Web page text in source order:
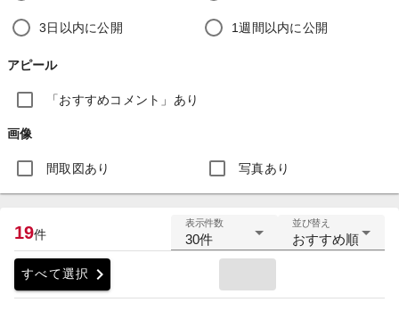
3日以内に公開 1週間以内に公開
アピール
「おすすめコメント」あり
画像
間取図あり 写真あり
19件
表示件数
30件
並び替え
おすすめ順
すべて選択 chevron_right